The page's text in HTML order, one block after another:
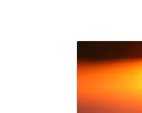
的空間，難免
蟲子四處橫行
蟲，卻忽略了
經常在許多人